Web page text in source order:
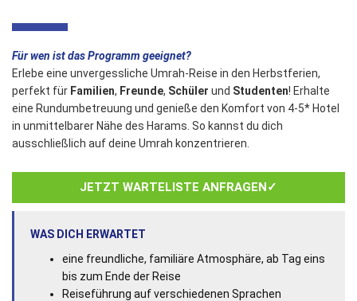
Für wen ist das Programm geeignet?
Erlebe eine unvergessliche Umrah-Reise in den Herbstferien,
perfekt für Familien, Freunde, Schüler und Studenten! Erhalte
eine Rundumbetreuung und genieße den Komfort von 4-5* Hotel
in unmittelbarer Nähe des Harams. So kannst du dich
ausschließlich auf deine Umrah konzentrieren.
JETZT WARTELISTE ANFRAGEN✓
WAS DICH ERWARTET
eine freundliche, familiäre Atmosphäre, ab Tag eins
bis zum Ende der Reise
Reiseführung auf verschiedenen Sprachen